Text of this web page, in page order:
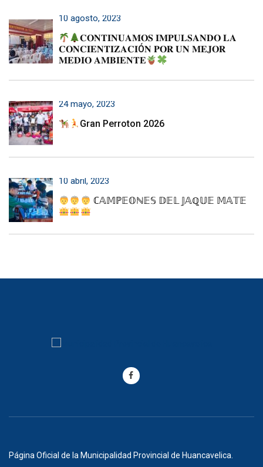
10 agosto, 2023
𝐂𝐎𝐍𝐓𝐈𝐍𝐔𝐀𝐌𝐎𝐒 𝐈𝐌𝐏𝐔𝐋𝐒𝐀𝐍𝐃𝐎 𝐋𝐀
𝐂𝐎𝐍𝐂𝐈𝐄𝐍𝐓𝐈𝐙𝐀𝐂𝐈Ó𝐍 𝐏𝐎𝐑 𝐔𝐍 𝐌𝐄𝐉𝐎𝐑
𝐌𝐄𝐃𝐈𝐎 𝐀𝐌𝐁𝐈𝐄𝐍𝐓𝐄
24 mayo, 2023
Gran Perroton 2026
10 abril, 2023
ℂ𝔸𝕄ℙ𝔼𝕆ℕ𝔼𝕊 𝔻𝔼𝕃 𝕁𝔸ℚ𝕌𝔼 𝕄𝔸𝕋𝔼
Página Oficial de la Municipalidad Provincial de Huancavelica.